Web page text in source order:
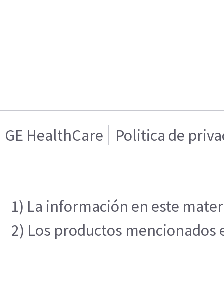
GE HealthCare Politica de
1) La información en este
2) Los productos